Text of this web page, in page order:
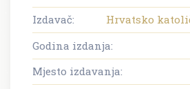
Izdavač:
Hrvatsko
Godina izdanja:
Mjesto izdavanja: